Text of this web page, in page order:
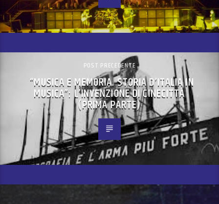
POST PRECEDENTE
“MUSICA E MEMORIA. STORIA D’ITALIA IN
MUSICA”: L’INVENZIONE DI CINECITTÀ
(PRIMA PARTE)